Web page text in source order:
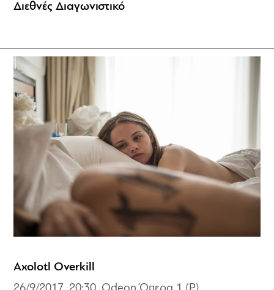
Διεθνές Διαγωνιστικό
Axolotl Overkill